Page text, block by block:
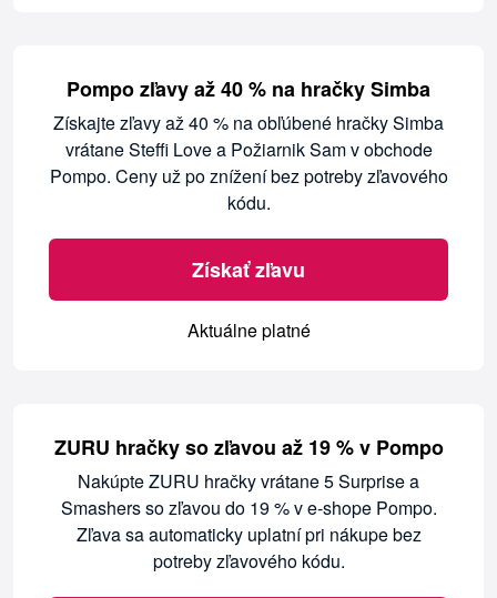
Pompo zľavy až 40 % na hračky Simba
Získajte zľavy až 40 % na obľúbené hračky Simba
vrátane Steffi Love a Požiarnik Sam v obchode
Pompo. Ceny už po znížení bez potreby zľavového
kódu.
Získať zľavu
Aktuálne platné
ZURU hračky so zľavou až 19 % v Pompo
Nakúpte ZURU hračky vrátane 5 Surprise a
Smashers so zľavou do 19 % v e-shope Pompo.
Zľava sa automaticky uplatní pri nákupe bez
potreby zľavového kódu.